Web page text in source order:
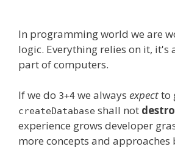
In programming world we are
logic. Everything relies on it, it's
part of computers.
If we do 3+4 we always expectto
createDatabase shall not
experience grows developer
more concepts and approaches